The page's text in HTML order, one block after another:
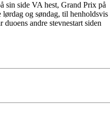
sin side VA hest, Grand Prix på
og søndag, til henholdsvis
andre stevnestart siden